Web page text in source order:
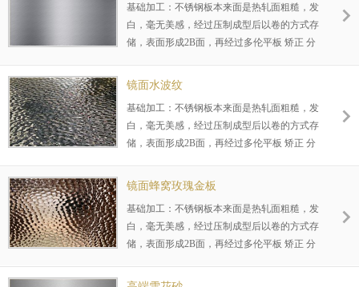
砂等所做的工序，对下一步表面处理，起到关
键作用，让色彩更好的覆着在材料表面，不易
脱落等，同时又能达到，镜面-发纹等效果，
未镀色情况下一般应用于机械设备外壳，厨房
台面，家具，门窗等等领域，涉及行业众多，
基础加工：不锈钢板本来面是热轧面粗糙，发
白，毫无美感，经过压制成型后以卷的方式存
储，表面形成2B面，再经过多伦平板 矫正 分
不同客户，不同要求对表面再进行2次基础加
砂等所做的工序，对下一步表面处理，起到关
键作用，让色彩更好的覆着在材料表面，不易
脱落等，同时又能达到，镜面-发纹等效果，
未镀色情况下一般应用于机械设备外壳，厨房
台面，家具，门窗等等领域，涉及行业众多，
镜面水波纹
基础加工：不锈钢板本来面是热轧面粗糙，发
白，毫无美感，经过压制成型后以卷的方式存
储，表面形成2B面，再经过多伦平板 矫正 分
不同客户，不同要求对表面再进行2次基础加
砂等所做的工序，对下一步表面处理，起到关
键作用，让色彩更好的覆着在材料表面，不易
脱落等，同时又能达到，镜面-发纹等效果，
未镀色情况下一般应用于机械设备外壳，厨房
台面，家具，门窗等等领域，涉及行业众多，
镜面蜂窝玫瑰金板
基础加工：不锈钢板本来面是热轧面粗糙，发
白，毫无美感，经过压制成型后以卷的方式存
储，表面形成2B面，再经过多伦平板 矫正 分
不同客户，不同要求对表面再进行2次基础加